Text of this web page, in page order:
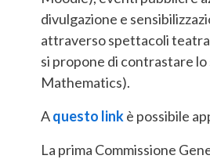
divulgazione e
attraverso spettacoli
si propone di contrastare
Mathematics).
Aquesto linkè possibile
La prima Commissione